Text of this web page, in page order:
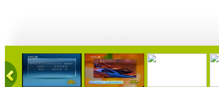
01:24 01:26 01:21